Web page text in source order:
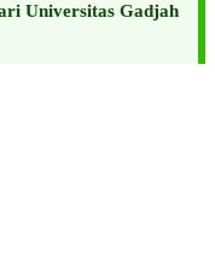
Universitas Gadjah